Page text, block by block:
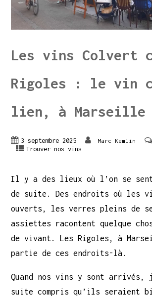
Les vins Colvert
Rigoles : le vin
lien, à Marseille
3 septembre 2025 Marc Kemlin
Trouver nos vins
Il y a des lieux où l’on se
de suite. Des endroits où les
ouverts, les verres pleins de
assiettes racontent quelque
de vivant. Les Rigoles, à
partie de ces endroits-là.
Quand nos vins y sont arrivés,
suite compris qu’ils seraient